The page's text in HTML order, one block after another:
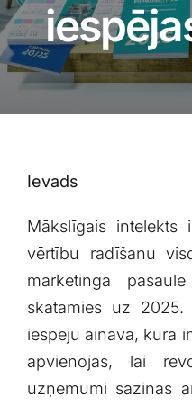
Blogs
Attēlu galerija
Par mums
Vakances
BUJ
Kontakti
Ievads
Mākslīgais
vērtību radīšanu
mārketinga
skatāmies ⁤uz
iespēju ainava, kurā
apvienojas, lai
uzņēmumi sazinās